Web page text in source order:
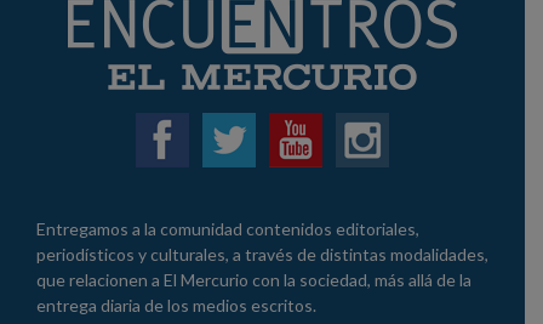
Entregamos a la comunidad contenidos editoriales,
periodísticos y culturales, a través de distintas modalidades,
que relacionen a El Mercurio con la sociedad, más allá de la
entrega diaria de los medios escritos.